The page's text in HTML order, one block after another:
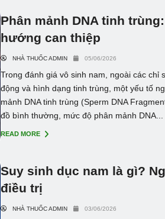
Phân mảnh DNA tinh
hướng can thiệp
NHÀ THUỐC ADMIN 05/06/2026
Trong đánh giá vô sinh nam, ngoài các chỉ
động và hình dạng tinh trùng, một yếu tố
mảnh DNA tinh trùng (Sperm DNA
đồ bình thường, mức độ phân mảnh DNA...
READ MORE
Suy sinh dục nam là gì?
điều trị
NHÀ THUỐC ADMIN 03/06/2026